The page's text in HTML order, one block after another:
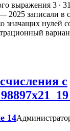
выражения 3 ∙
2025 записали в
значащих нулей
с
14